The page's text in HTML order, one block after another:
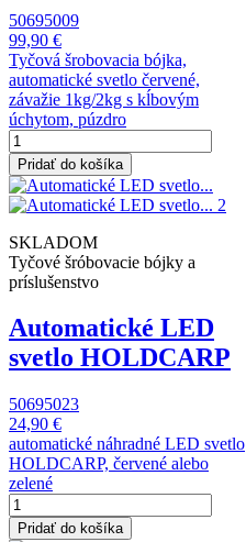
50695009
99,90 €
Tyčová šrobovacia bójka,
automatické svetlo červené,
závažie 1kg/2kg s kĺbovým
úchytom, púzdro
Pridať do košíka
SKLADOM
Tyčové šróbovacie bójky a
príslušenstvo
Automatické LED
svetlo HOLDCARP
50695023
24,90 €
automatické náhradné LED svetlo
HOLDCARP, červené alebo
zelené
Pridať do košíka